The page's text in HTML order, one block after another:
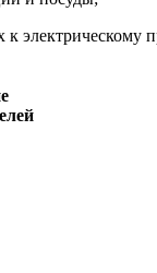
электрическому